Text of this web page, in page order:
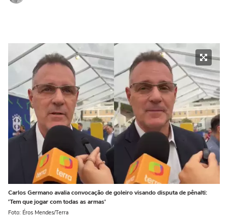
Carlos Germano avalia convocação de goleiro visando disputa de pênalti:
'Tem que jogar com todas as armas'
Foto: Éros Mendes/Terra